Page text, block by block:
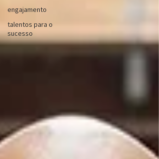
engajamento
talentos para o
sucesso